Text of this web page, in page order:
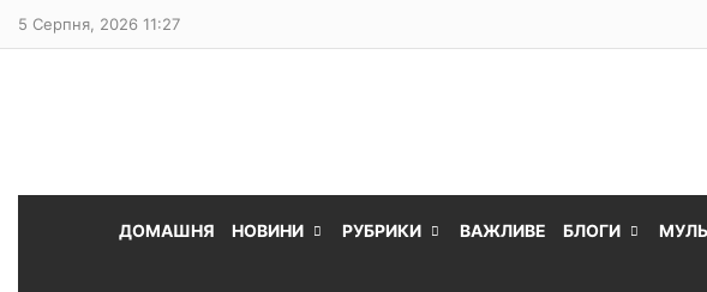
5 Серпня, 2026 11:27
ДОМАШНЯ НОВИНИ РУБРИКИ ВАЖЛИВЕ БЛОГИ